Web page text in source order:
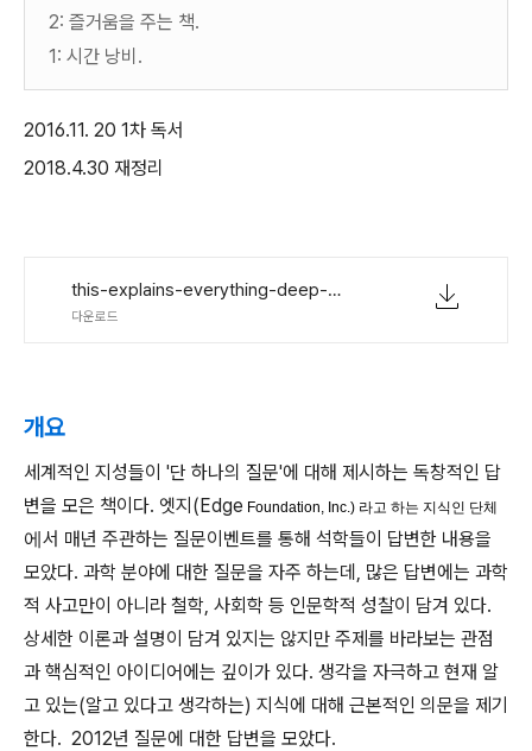
2: 즐거움을 주는 책.
1: 시간 낭비.
2016.11. 20 1차 독서
2018.4.30 재정리
this-explains-everything-deep-beautiful-and-elegant-theories-of-how-the-world-works.pdf
다운로드
개요
세계적인 지성들이 '단 하나의 질문'에 대해 제시하는 독창적인 답
변을 모은 책이다. 엣지(Edge Foundation, Inc.) 라고 하는 지식인 단체
에 서 매년 주관하는 질문이벤트를 통해 석학들이 답변한 내용을
모았다. 과학 분야에 대한 질문을 자주 하는데, 많은 답변에는 과학
적 사고만이 아니라 철학, 사회학 등 인문학적 성찰이 담겨 있다.
상세한 이론과 설명이 담겨 있지는 않지만 주제를 바라보는 관점
과 핵심적인 아이디어에는 깊이가 있다. 생각을 자극하고 현재 알
고 있는(알고 있다고 생각하는) 지식에 대해 근본적인 의문을 제기
한다. 2012년 질문에 대한 답변을 모았다.